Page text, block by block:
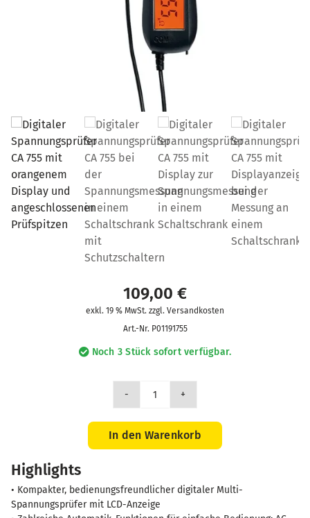
109,00 €
exkl. 19 % MwSt. zzgl. Versandkosten
Art.-Nr. P01191755
Noch 3 Stück sofort verfügbar.
CA
Digitaler
Spannungsprüfer
In den Warenkorb
Highlights
• Kompakter, bedienungsfreundlicher digitaler Multi-
Spannungsprüfer mit LCD-Anzeige